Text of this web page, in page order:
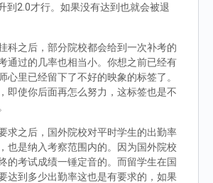
到2.0才行。如果没有达到也就会被退
科之后，部分院校都会给到一次补考的
通过的几率也相当小。你想之前已经有
心里已经留下了不好的映象的标签了。
即使你后面再怎么努力，这标签也是不
求之后，国外院校对平时学生的出勤率
也是纳入考察范围内的。因为国外院校
的考试成绩一锤定音的。而留学生在国
达到多少出勤率这也是有要求的，如果